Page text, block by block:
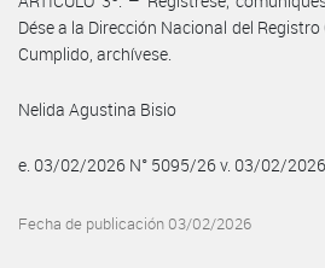
Dése a la Dirección Nacional del
Cumplido, archívese.
Nelida Agustina Bisio
e. 03/02/2026 N° 5095/26 v. 03/02/2026
Fecha de publicación 03/02/2026